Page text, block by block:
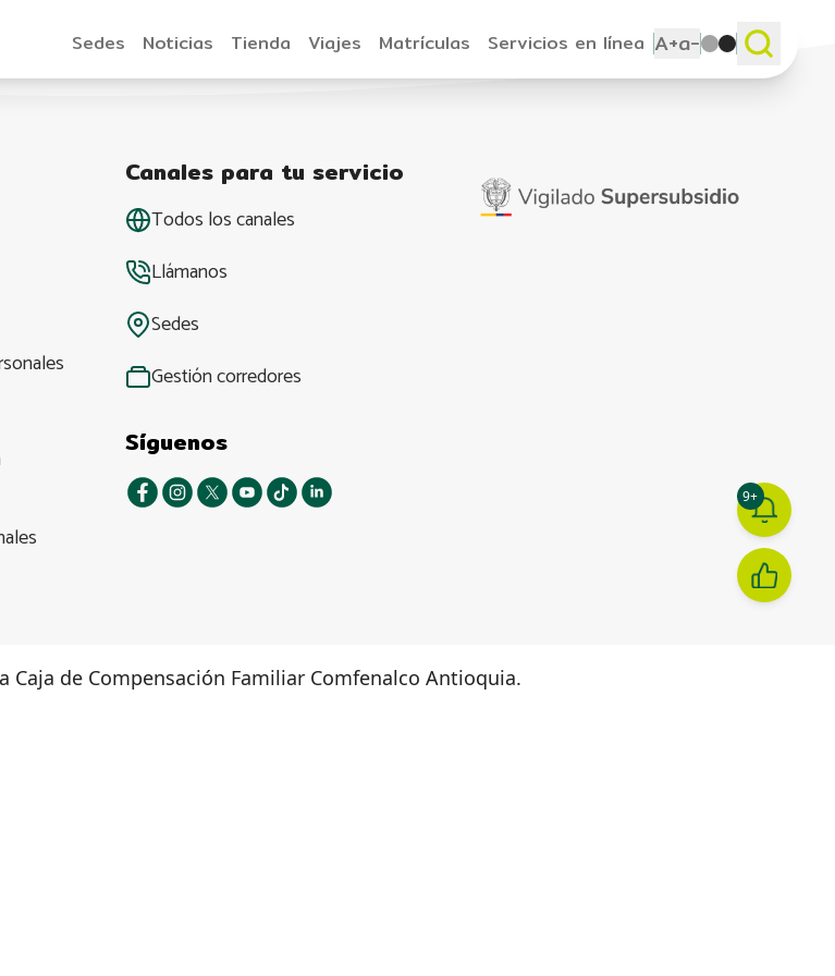
Sedes Noticias Tienda Viajes Matrículas Servicios en línea A+a-
9+
Canales para tu servicio
Todos los canales
Llámanos
Sedes
Gestión corredores
Síguenos
Caja de Compensación Familiar Comfenalco Antioquia.